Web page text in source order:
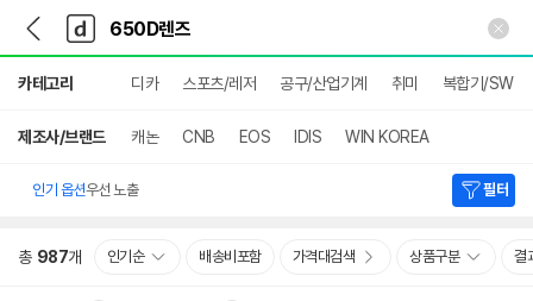
다
나
와
가
기
다
와
메
인
카테고리 디카 스포츠/레저 공구/산업기계 취미 복합기/SW
제조사/브랜드 캐논 CNB EOS IDIS WIN KOREA
인기 옵션우선 노출 필터
총 987개 인기순 배송비포함 가격대검색 상품구분 결